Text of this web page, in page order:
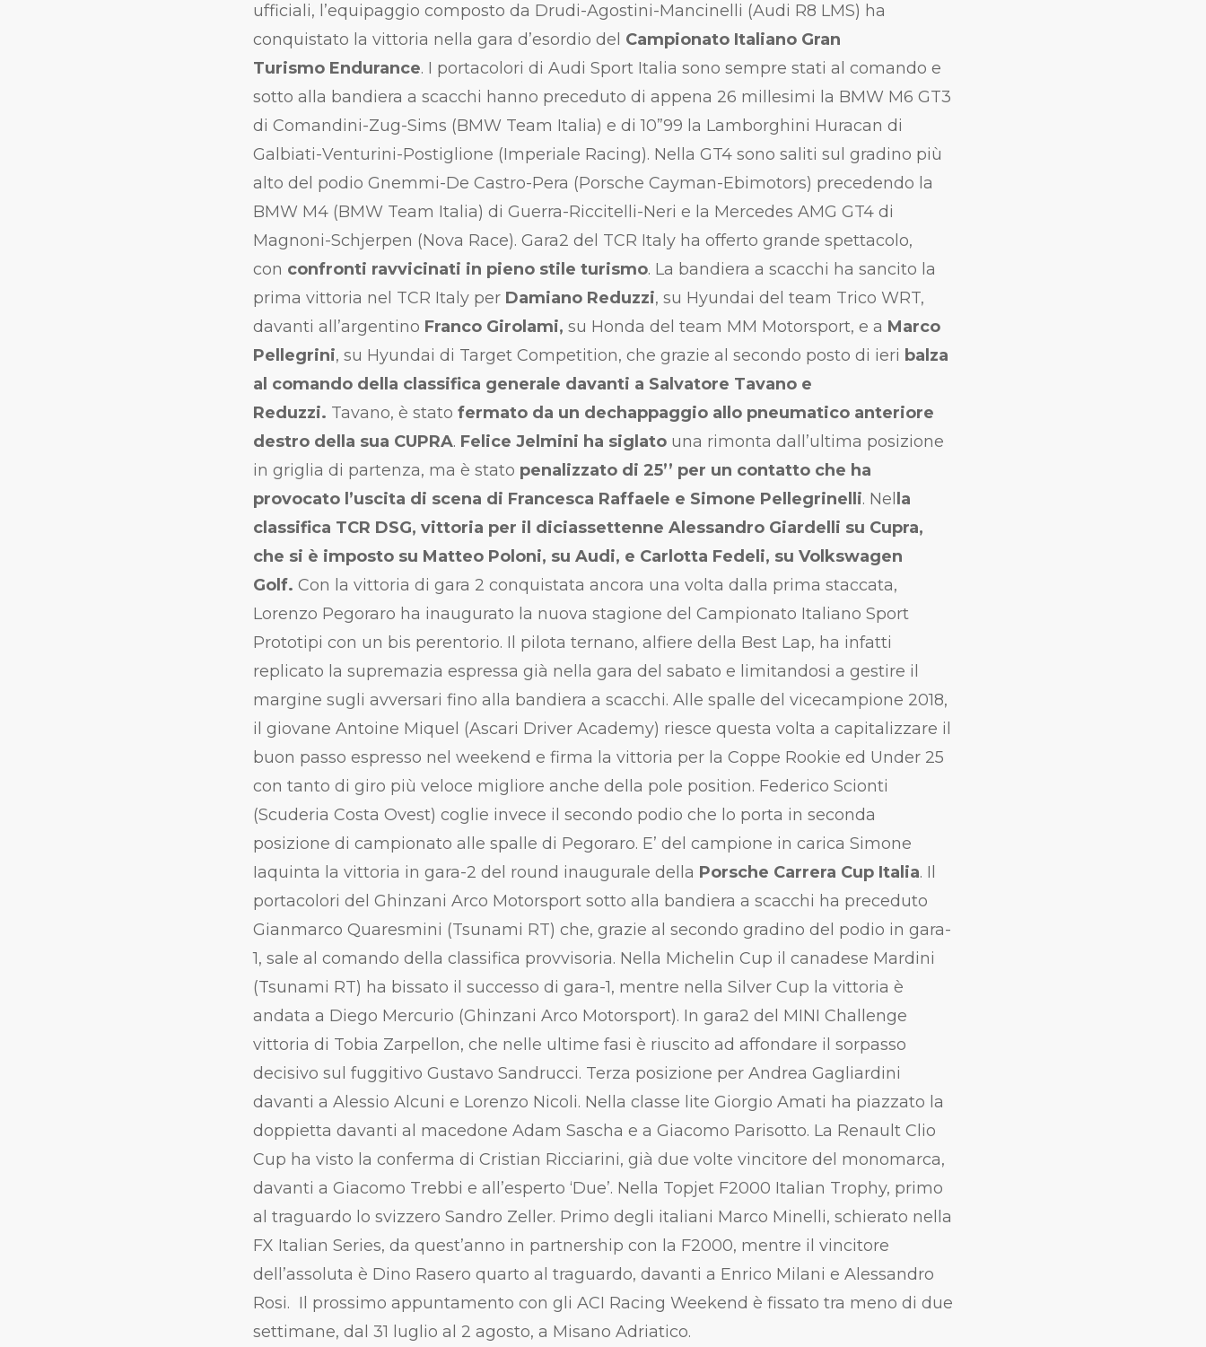
ufficiali, l’equipaggio composto da Drudi-Agostini-Mancinelli (Audi R8 LMS) ha
conquistato la vittoria nella gara d’esordio del Campionato Italiano Gran
Turismo Endurance. I portacolori di Audi Sport Italia sono sempre stati al comando e
sotto alla bandiera a scacchi hanno preceduto di appena 26 millesimi la BMW M6 GT3
di Comandini-Zug-Sims (BMW Team Italia) e di 10”99 la Lamborghini Huracan di
Galbiati-Venturini-Postiglione (Imperiale Racing). Nella GT4 sono saliti sul gradino più
alto del podio Gnemmi-De Castro-Pera (Porsche Cayman-Ebimotors) precedendo la
BMW M4 (BMW Team Italia) di Guerra-Riccitelli-Neri e la Mercedes AMG GT4 di
Magnoni-Schjerpen (Nova Race). Gara2 del TCR Italy ha offerto grande spettacolo,
con confronti ravvicinati in pieno stile turismo. La bandiera a scacchi ha sancito la
prima vittoria nel TCR Italy per Damiano Reduzzi, su Hyundai del team Trico WRT,
davanti all’argentino Franco Girolami, su Honda del team MM Motorsport, e a Marco
Pellegrini, su Hyundai di Target Competition, che grazie al secondo posto di ieri balza
al comando della classifica generale davanti a Salvatore Tavano e
Reduzzi. Tavano, è stato fermato da un dechappaggio allo pneumatico anteriore
destro della sua CUPRA. Felice Jelmini ha siglato una rimonta dall’ultima posizione
in griglia di partenza, ma è stato penalizzato di 25’’ per un contatto che ha
provocato l’uscita di scena di Francesca Raffaele e Simone Pellegrinelli. Nel la
classifica TCR DSG, vittoria per il diciassettenne Alessandro Giardelli su Cupra,
che si è imposto su Matteo Poloni, su Audi, e Carlotta Fedeli, su Volkswagen
Golf. Con la vittoria di gara 2 conquistata ancora una volta dalla prima staccata,
Lorenzo Pegoraro ha inaugurato la nuova stagione del Campionato Italiano Sport
Prototipi con un bis perentorio. Il pilota ternano, alfiere della Best Lap, ha infatti
replicato la supremazia espressa già nella gara del sabato e limitandosi a gestire il
margine sugli avversari fino alla bandiera a scacchi. Alle spalle del vicecampione 2018,
il giovane Antoine Miquel (Ascari Driver Academy) riesce questa volta a capitalizzare il
buon passo espresso nel weekend e firma la vittoria per la Coppe Rookie ed Under 25
con tanto di giro più veloce migliore anche della pole position. Federico Scionti
(Scuderia Costa Ovest) coglie invece il secondo podio che lo porta in seconda
posizione di campionato alle spalle di Pegoraro. E’ del campione in carica Simone
Iaquinta la vittoria in gara-2 del round inaugurale della Porsche Carrera Cup Italia. Il
portacolori del Ghinzani Arco Motorsport sotto alla bandiera a scacchi ha preceduto
Gianmarco Quaresmini (Tsunami RT) che, grazie al secondo gradino del podio in gara-
1, sale al comando della classifica provvisoria. Nella Michelin Cup il canadese Mardini
(Tsunami RT) ha bissato il successo di gara-1, mentre nella Silver Cup la vittoria è
andata a Diego Mercurio (Ghinzani Arco Motorsport). In gara2 del MINI Challenge
vittoria di Tobia Zarpellon, che nelle ultime fasi è riuscito ad affondare il sorpasso
decisivo sul fuggitivo Gustavo Sandrucci. Terza posizione per Andrea Gagliardini
davanti a Alessio Alcuni e Lorenzo Nicoli. Nella classe lite Giorgio Amati ha piazzato la
doppietta davanti al macedone Adam Sascha e a Giacomo Parisotto. La Renault Clio
Cup ha visto la conferma di Cristian Ricciarini, già due volte vincitore del monomarca,
davanti a Giacomo Trebbi e all’esperto ‘Due’. Nella Topjet F2000 Italian Trophy, primo
al traguardo lo svizzero Sandro Zeller. Primo degli italiani Marco Minelli, schierato nella
FX Italian Series, da quest’anno in partnership con la F2000, mentre il vincitore
dell’assoluta è Dino Rasero quarto al traguardo, davanti a Enrico Milani e Alessandro
Rosi. Il prossimo appuntamento con gli ACI Racing Weekend è fissato tra meno di due
settimane, dal 31 luglio al 2 agosto, a Misano Adriatico.